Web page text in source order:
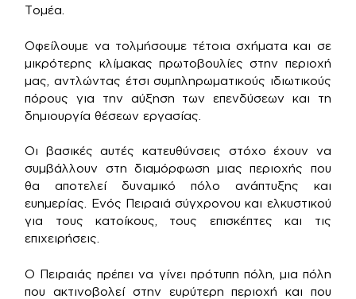
Τομέα.
Οφείλουμε να τολμήσουμε τέτοια σχήματα και σε
μικρότερης κλίμακας πρωτοβουλίες στην περιοχή
μας, αντλώντας έτσι συμπληρωματικούς ιδιωτικούς
πόρους για την αύξηση των επενδύσεων και τη
δημιουργία θέσεων εργασίας.
Οι βασικές αυτές κατευθύνσεις στόχο έχουν να
συμβάλλουν στη διαμόρφωση μιας περιοχής που
θα αποτελεί δυναμικό πόλο ανάπτυξης και
ευημερίας. Ενός Πειραιά σύγχρονου και ελκυστικού
για τους κατοίκους, τους επισκέπτες και τις
επιχειρήσεις.
Ο Πειραιάς πρέπει να γίνει πρότυπη πόλη, μια πόλη
που ακτινοβολεί στην ευρύτερη περιοχή και που